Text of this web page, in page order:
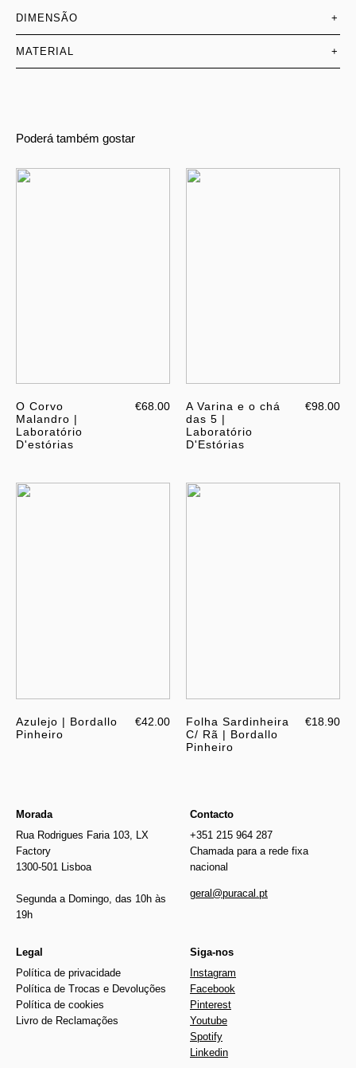
DIMENSÃO +
MATERIAL +
Poderá também gostar
O Corvo
Malandro |
Laboratório
D'estórias
€68.00
A Varina e o chá
das 5 |
Laboratório
D'Estórias
€98.00
Azulejo | Bordallo
Pinheiro
€42.00
Folha Sardinheira
C/ Rã | Bordallo
Pinheiro
€18.90
Morada
Rua Rodrigues Faria 103, LX
Factory
1300-501 Lisboa
Segunda a Domingo, das 10h às
19h
Contacto
+351 215 964 287
Chamada para a rede fixa
nacional
geral@puracal.pt
Legal
Política de privacidade
Política de Trocas e Devoluções
Política de cookies
Livro de Reclamações
Siga-nos
Instagram
Facebook
Pinterest
Youtube
Spotify
Linkedin